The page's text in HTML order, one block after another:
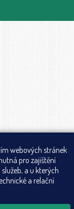
webových stránek
pro zajištění
a u kterých
a relační